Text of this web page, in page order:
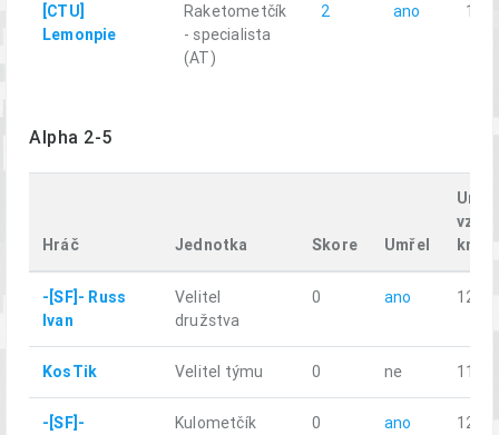
[CTU]
Lemonpie
Raketometčík
- specialista
(AT)
2 ano
Alpha 2-5
Hráč Jednotka Skore Umřel
km
-[SF]- Russ
Ivan
Velitel
družstva
0 ano 12.62
KosTik Velitel týmu 0 ne 11.79
-[SF]-
Kulometčík 0 ano 12.65